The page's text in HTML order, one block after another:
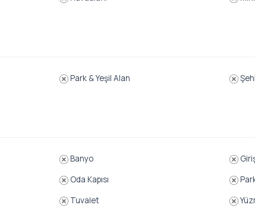
Park & Yeşil Alan
Banyo
Oda Kapısı
Tuvalet